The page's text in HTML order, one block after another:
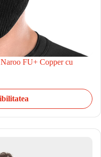
FU+ Copper cu